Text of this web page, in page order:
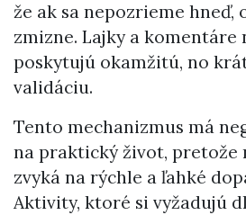
že ak sa nepozrieme hneď,
zmizne. Lajky a komentáre
poskytujú okamžitú, no
validáciu.
Tento mechanizmus má
na praktický život, pretože
zvyká na rýchle a ľahké
Aktivity, ktoré si vyžadujú